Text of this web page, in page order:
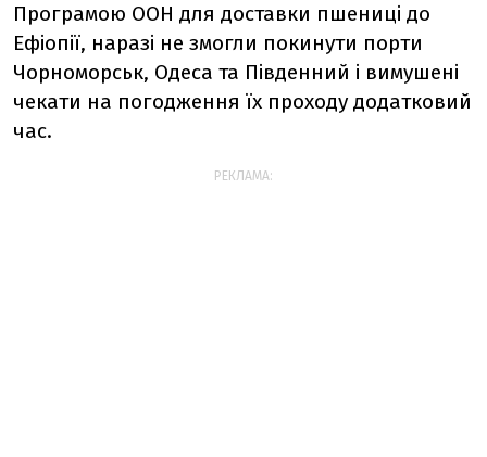
Програмою ООН для доставки пшениці до
Ефіопії, наразі не змогли покинути порти
Чорноморськ, Одеса та Південний і вимушені
чекати на погодження їх проходу додатковий
час.
РЕКЛАМА: